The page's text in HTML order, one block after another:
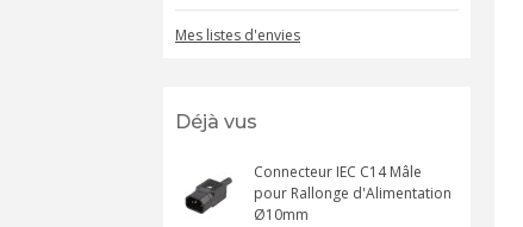
Mes listes d'envies
Déjà vus
Connecteur IEC C14 Mâle
pour Rallonge d'Alimentation
Ø10mm